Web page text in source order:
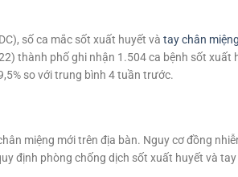
số ca mắc sốt xuất huyết và tay chân miệng
thành phố ghi nhận 1.504 ca bệnh sốt xuất
so với trung bình 4 tuần trước.
miệng mới trên địa bàn. Nguy cơ đồng
định phòng chống dịch sốt xuất huyết và tay